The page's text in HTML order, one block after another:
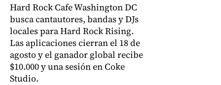
Hard Rock Cafe Washington DC
busca cantautores, bandas y DJs
locales para Hard Rock Rising.
Las aplicaciones cierran el 18 de
agosto y el ganador global recibe
$10.000 y una sesión en Coke
Studio.